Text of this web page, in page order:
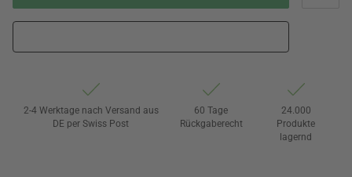
2-4 Werktage nach Versand aus
DE per Swiss Post
60 Tage
Rückgaberecht
24.000
Produkte
lagernd